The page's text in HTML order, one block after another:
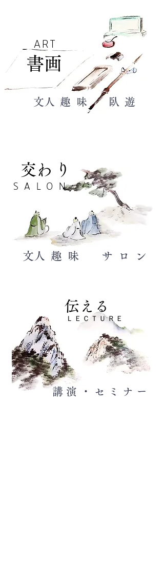
​ART
​書画
​文人趣味 臥遊
SALON
​交わり
​文人趣味 サロン
​ＬＥＣＴＵＲＥ
​伝える
講演・セミナー